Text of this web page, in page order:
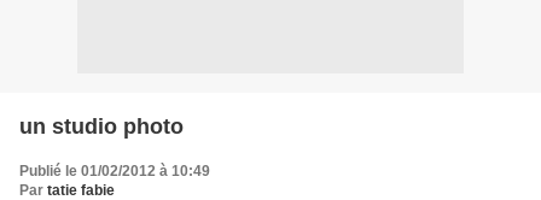
un studio photo
Publié le 01/02/2012 à 10:49
Par tatie fabie